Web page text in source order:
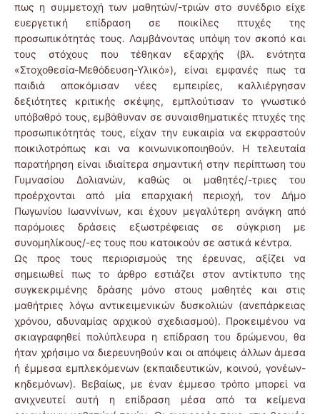
πως η συμμετοχή των μαθητών/-τριών στο συνέδριο είχε
ευεργετική επίδραση σε ποικίλες πτυχές της
προσωπικότητάς τους. Λαμβάνοντας υπόψη τον σκοπό και
τους στόχους που τέθηκαν εξαρχής (βλ. ενότητα
«Στοχοθεσία-Μεθόδευση-Υλικό»), είναι εμφανές πως τα
παιδιά αποκόμισαν νέες εμπειρίες, καλλιέργησαν
δεξιότητες κριτικής σκέψης, εμπλούτισαν το γνωστικό
υπόβαθρό τους, εμβάθυναν σε συναισθηματικές πτυχές της
προσωπικότητάς τους, είχαν την ευκαιρία να εκφραστούν
ποικιλοτρόπως και να κοινωνικοποιηθούν. Η τελευταία
παρατήρηση είναι ιδιαίτερα σημαντική στην περίπτωση του
Γυμνασίου Δολιανών, καθώς οι μαθητές/-τριες του
προέρχονται από μία επαρχιακή περιοχή, τον Δήμο
Πωγωνίου Ιωαννίνων, και έχουν μεγαλύτερη ανάγκη από
παρόμοιες δράσεις εξωστρέφειας σε σύγκριση με
συνομηλίκους/-ες τους που κατοικούν σε αστικά κέντρα.
Ως προς τους περιορισμούς της έρευνας, αξίζει να
σημειωθεί πως το άρθρο εστιάζει στον αντίκτυπο της
συγκεκριμένης δράσης μόνο στους μαθητές και στις
μαθήτριες λόγω αντικειμενικών δυσκολιών (ανεπάρκειας
χρόνου, αδυναμίας αρχικού σχεδιασμού). Προκειμένου να
σκιαγραφηθεί πολύπλευρα η επίδραση του δρώμενου, θα
ήταν χρήσιμο να διερευνηθούν και οι απόψεις άλλων άμεσα
ή έμμεσα εμπλεκόμενων (εκπαιδευτικών, κοινού, γονέων-
κηδεμόνων). Βεβαίως, με έναν έμμεσο τρόπο μπορεί να
ανιχνευτεί αυτή η επίδραση μέσα από τα κείμενα